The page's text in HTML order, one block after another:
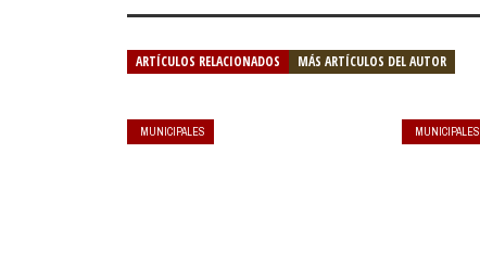
ARTÍCULOS RELACIONADOS MÁS ARTÍCULOS DEL AUTOR
MUNICIPALES MUNICIPALES